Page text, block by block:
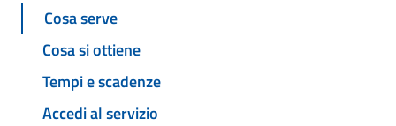
Cosa serve
Cosa si ottiene
Tempi e scadenze
Accedi al servizio